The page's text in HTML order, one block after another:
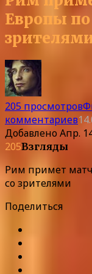
Европы
205 просмотров
комментариев
ДобавленоАпр.
205Взгляды
Рим примет
со зрителями
Поделиться